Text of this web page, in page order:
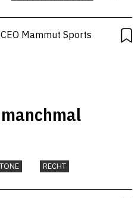
Mammut Sports
RECHT